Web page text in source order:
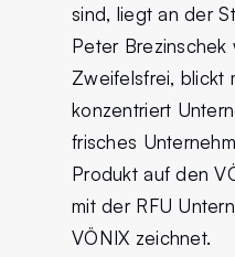
sind, liegt an der
Peter
Zweifelsfrei, blickt
konzentriert
frisches
Produkt auf den
mit der RFU
VÖNIX zeichnet.